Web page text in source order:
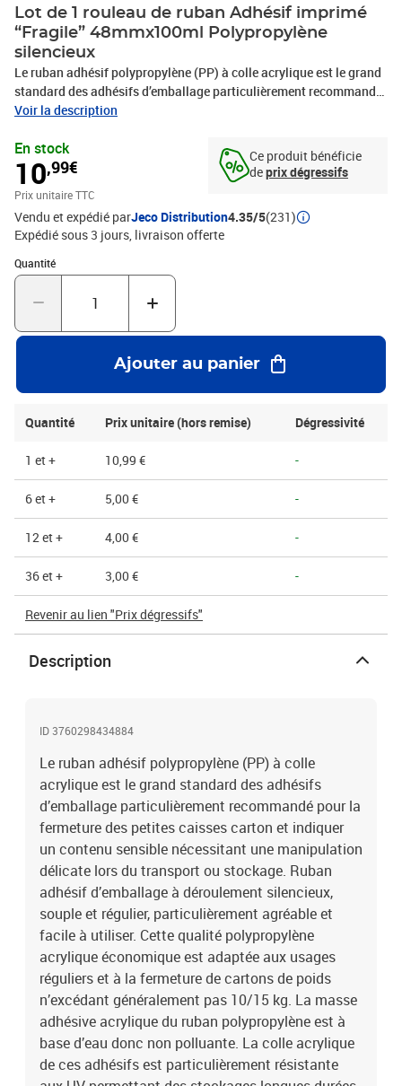
Lot de 1 rouleau de ruban Adhésif imprimé
“Fragile” 48mmx100ml Polypropylène
silencieux
Le ruban adhésif polypropylène (PP) à colle acrylique est le grand
standard des adhésifs d’emballage particulièrement recommandé
pour la fermeture des petites caisses carton et indiquer un contenu
ou stockage. Ruban adhésif d’emballage à déroulement silencieux,
souple et régulier, particulièrement agréable et facile à utiliser.
Cette qualité polypropylène acrylique économique est adaptée aux
usages réguliers et à la fermeture de cartons de poids n’excédant
généralement pas 10/15 kg. La masse adhésive acrylique du
ruban polypropylène est à base d’eau donc non polluante. La colle
acrylique de ces adhésifs est particulièrement résistante aux UV
permettant des stockages longues durées. La colle de ce ruban
adhésif s’imprègne progressivement dans les fibres du carton,
de la pose améliorera la prise). Matériau porteur: polypropylène
(BOPP) -Base adhésive: dispersion d’acrylate sans solvant
-Épaisseur totale du matériau avec adhésif: 43my -Épaisseur du
film: 25my -Résistance à la déchirure dans le sens longitudinal:
Allongement à la rupture: 120% -Résistance à la température:
100 mètres -Couleur: blanc imprimé rouge -Version: avec noyau
Voir la description
En stock
10,99€
Prix unitaire TTC
Vendu et expédié parJeco Distribution4.35/5(231)
Expédié sous 3 jours livraison offerte
Ce produit bénéficie
deprix dégressifs
Quantité
Quantité : 1
Ajouter au panier
Quantité Prix unitaire (hors remise) Dégressivité
1 et + 10,99 € -
6 et + 5,00 € -
12 et + 4,00 € -
36 et + 3,00 € -
Revenir au lien "Prix dégressifs"
Description
ID 3760298434884
Le ruban adhésif polypropylène (PP) à colle
acrylique est le grand standard des adhésifs
d’emballage particulièrement recommandé pour la
fermeture des petites caisses carton et indiquer
un contenu sensible nécessitant une manipulation
délicate lors du transport ou stockage. Ruban
adhésif d’emballage à déroulement silencieux,
souple et régulier, particulièrement agréable et
facile à utiliser. Cette qualité polypropylène
acrylique économique est adaptée aux usages
réguliers et à la fermeture de cartons de poids
n’excédant généralement pas 10/15 kg. La masse
adhésive acrylique du ruban polypropylène est à
base d’eau donc non polluante. La colle acrylique
de ces adhésifs est particulièrement résistante